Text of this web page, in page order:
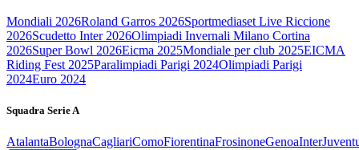
Mondiali 2026Roland Garros 2026Sportmediaset Live Riccione
2026Scudetto Inter 2026Olimpiadi Invernali Milano Cortina
2026Super Bowl 2026Eicma 2025Mondiale per club 2025EICMA
Riding Fest 2025Paralimpiadi Parigi 2024Olimpiadi Parigi
2024Euro 2024
Squadra Serie A
AtalantaBolognaCagliariComoFiorentinaFrosinoneGenoaInter